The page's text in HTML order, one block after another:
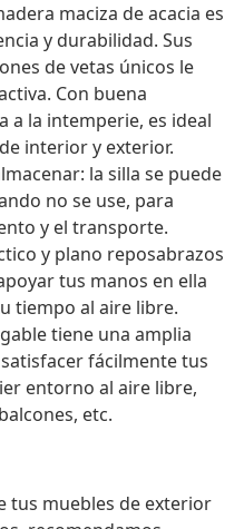
maciza de acacia es
y durabilidad. Sus
de vetas únicos le
Con buena
a la intemperie, es ideal
interior y exterior.
la silla se puede
no se use, para
y el transporte.
y plano reposabrazos
tus manos en ella
tiempo al aire libre.
tiene una amplia
fácilmente tus
entorno al aire libre,
etc.
tus muebles de exterior